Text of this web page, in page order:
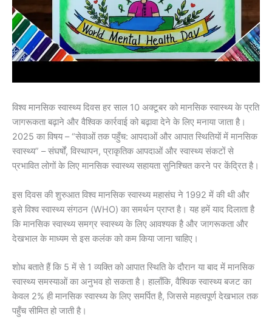
विश्व मानसिक स्वास्थ्य दिवस हर साल 10 अक्टूबर को मानसिक स्वास्थ्य के प्रति
जागरूकता बढ़ाने और वैश्विक कार्रवाई को बढ़ावा देने के लिए मनाया जाता है।
2025 का विषय – “सेवाओं तक पहुँच: आपदाओं और आपात स्थितियों में मानसिक
स्वास्थ्य” – संघर्षों, विस्थापन, प्राकृतिक आपदाओं और स्वास्थ्य संकटों से
प्रभावित लोगों के लिए मानसिक स्वास्थ्य सहायता सुनिश्चित करने पर केंद्रित है।
इस दिवस की शुरुआत विश्व मानसिक स्वास्थ्य महासंघ ने 1992 में की थी और
इसे विश्व स्वास्थ्य संगठन (WHO) का समर्थन प्राप्त है। यह हमें याद दिलाता है
कि मानसिक स्वास्थ्य समग्र स्वास्थ्य के लिए आवश्यक है और जागरूकता और
देखभाल के माध्यम से इस कलंक को कम किया जाना चाहिए।
शोध बताते हैं कि 5 में से 1 व्यक्ति को आपात स्थिति के दौरान या बाद में मानसिक
स्वास्थ्य समस्याओं का अनुभव हो सकता है। हालाँकि, वैश्विक स्वास्थ्य बजट का
केवल 2% ही मानसिक स्वास्थ्य के लिए समर्पित है, जिससे महत्वपूर्ण देखभाल तक
पहुँच सीमित हो जाती है।